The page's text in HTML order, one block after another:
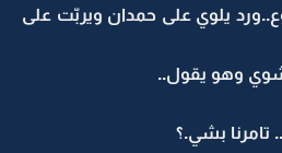
يلوي على حمدان ويربّت على
شوي وهو يقول..
بشي.؟